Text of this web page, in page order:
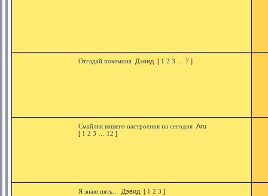
Отгадай покемона Дэвид [ 1 2 3 7 ]
Смайлик вашего настроения на сегодня Aru
[ 1 2 3 12 ]
Я знаю пять... Дэвид [ 1 2 3 ]